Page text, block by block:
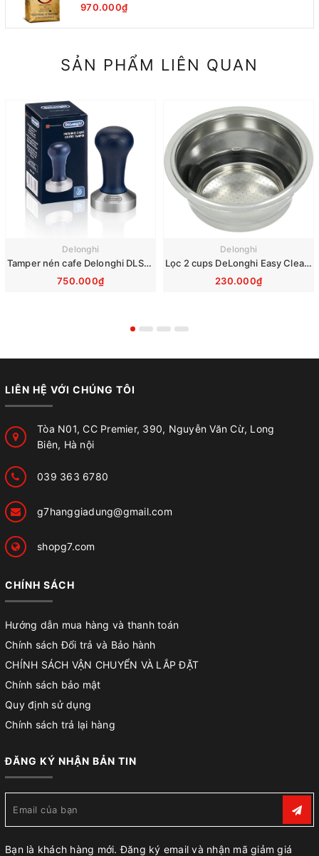
970.000₫
SẢN PHẨM LIÊN QUAN
Delonghi
Tamper nén cafe Delonghi DLSC058 51mm
750.000₫
Delonghi
Lọc 2 cups DeLonghi Easy Clean Filter DLSC401
230.000₫
LIÊN HỆ VỚI CHÚNG TÔI
Tòa N01, CC Premier, 390, Nguyễn Văn Cừ, Long
Biên, Hà nội
039 363 6780
g7hanggiadung@gmail.com
shopg7.com
CHÍNH SÁCH
Hướng dẫn mua hàng và thanh toán
Chính sách Đổi trả và Bảo hành
CHÍNH SÁCH VẬN CHUYỂN VÀ LẮP ĐẶT
Chính sách bảo mật
Quy định sử dụng
Chính sách trả lại hàng
ĐĂNG KÝ NHẬN BẢN TIN
Bạn là khách hàng mới. Đăng ký email và nhận mã giảm giá